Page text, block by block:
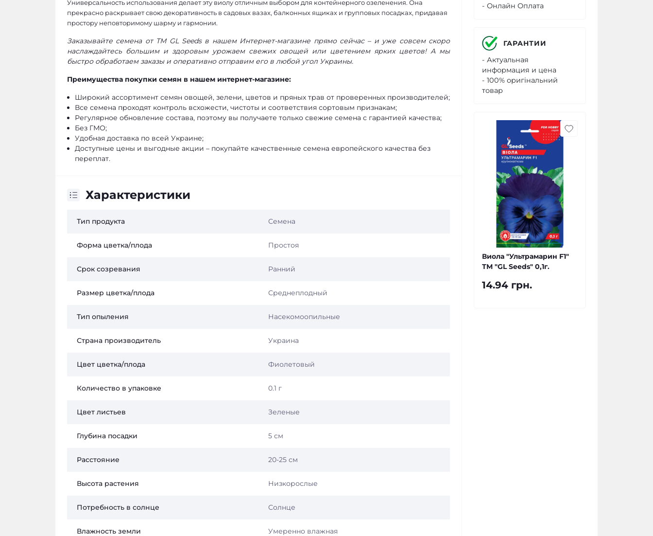
Универсальность использования делает эту виолу отличным выбором для контейнерного озеленения. Она
прекрасно раскрывает свою декоративность в садовых вазах, балконных ящиках и групповых посадках, придавая
простору неповторимому шарму и гармонии.
Заказывайте семена от ТМ GL Seeds в нашем Интернет-магазине прямо сейчас – и уже совсем скоро
наслаждайтесь большим и здоровым урожаем свежих овощей или цветением ярких цветов! А мы
быстро обработаем заказы и оперативно отправим его в любой угол Украины.
Преимущества покупки семян в нашем интернет-магазине:
Широкий ассортимент семян овощей, зелени, цветов и пряных трав от проверенных производителей;
Все семена проходят контроль всхожести, чистоты и соответствия сортовым признакам;
Регулярное обновление состава, поэтому вы получаете только свежие семена с гарантией качества;
Без ГМО;
Удобная доставка по всей Украине;
Доступные цены и выгодные акции – покупайте качественные семена европейского качества без
переплат.
Характеристики
Тип продукта Семена
Форма цветка/плода Простоя
Срок созревания Ранний
Размер цветка/плода Среднеплодный
Тип опыления Насекомоопильные
Страна производитель Украина
Цвет цветка/плода Фиолетовый
Количество в упаковке 0.1 г
Цвет листьев Зеленые
Глубина посадки 5 см
Расстояние 20-25 см
Высота растения Низкорослые
Потребность в солнце Солнце
Влажность земли Умеренно влажная
- Онлайн Оплата
ГАРАНТИИ
- Актуальная
информация и цена
- 100% оригінальний
товар
Виола "Ультрамарин F1"
ТМ "GL Seeds" 0,1г.
14.94 грн.